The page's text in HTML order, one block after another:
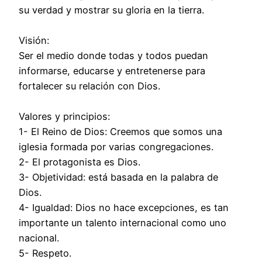
su verdad y mostrar su gloria en la tierra.
Visión:
Ser el medio donde todas y todos puedan
informarse, educarse y entretenerse para
fortalecer su relación con Dios.
Valores y principios:
1- El Reino de Dios: Creemos que somos una
iglesia formada por varias congregaciones.
2- El protagonista es Dios.
3- Objetividad: está basada en la palabra de
Dios.
4- Igualdad: Dios no hace excepciones, es tan
importante un talento internacional como uno
nacional.
5- Respeto.